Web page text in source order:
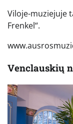
Viloje-muziejuje
Frenkel“.
Venclauskių